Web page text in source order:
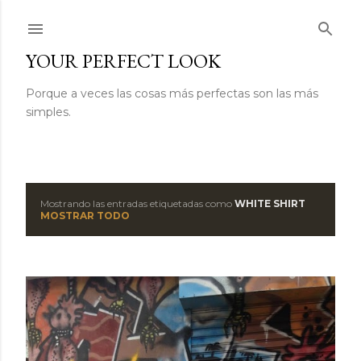
YOUR PERFECT LOOK
Porque a veces las cosas más perfectas son las más
simples.
t
r
a
Mostrando las entradas etiquetadas como WHITE SHIRT
MOSTRAR TODO